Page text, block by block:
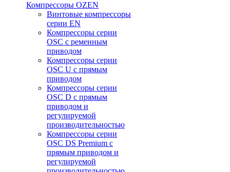
Компрессоры OZEN
Винтовые компрессоры
серии EN
Компрессоры серии
OSC с ременным
приводом
Компрессоры серии
OSC U с прямым
приводом
Компрессоры серии
OSC D с прямым
приводом и
регулируемой
производительностью
Компрессоры серии
OSC DS Premium с
прямым приводом и
регулируемой